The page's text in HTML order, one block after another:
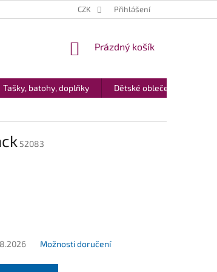
CZK Přihlášení
NÁKUPNÍ
Prázdný košík
Tašky, batohy, doplňky Dětské oblečení
52083
Možnosti doručení